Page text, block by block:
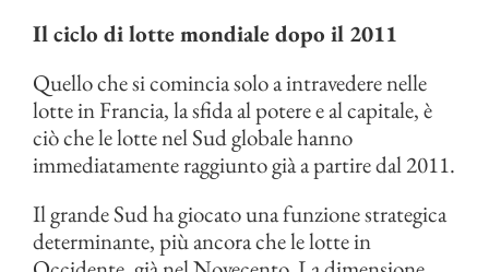
Il ciclo di lotte mondiale dopo il 2011
Quello che si comincia solo a intravedere nelle
lotte in Francia, la sfida al potere e al capitale, è
ciò che le lotte nel Sud globale hanno
immediatamente raggiunto già a partire dal 2011.
Il grande Sud ha giocato una funzione strategica
determinante, più ancora che le lotte in